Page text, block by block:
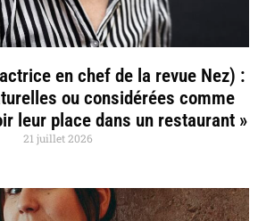
en chef de la revue Nez) :
ou considérées comme
leur place dans un restaurant »
21 juillet 2026